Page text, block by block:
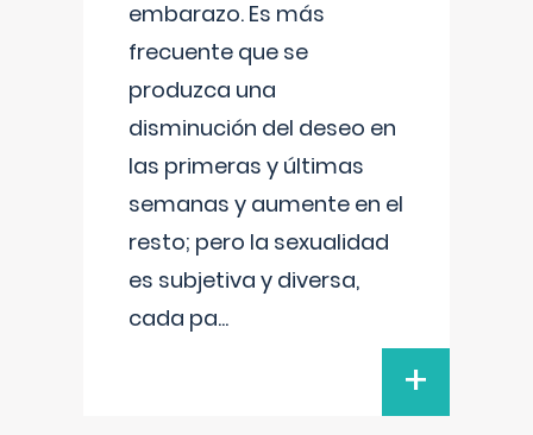
embarazo. Es más
frecuente que se
produzca una
disminución del deseo en
las primeras y últimas
semanas y aumente en el
resto; pero la sexualidad
es subjetiva y diversa,
cada pa...
+